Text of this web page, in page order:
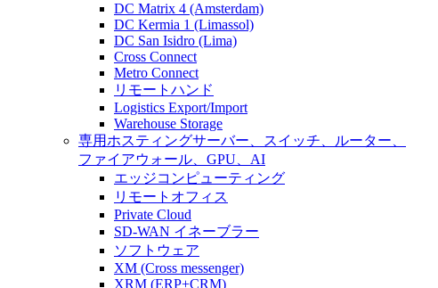
DC Matrix 4 (Amsterdam)
DC Kermia 1 (Limassol)
DC San Isidro (Lima)
Cross Connect
Metro Connect
リモートハンド
Logistics Export/Import
Warehouse Storage
専用ホスティングサーバー、スイッチ、ルーター、
ファイアウォール、GPU、AI
エッジコンピューティング
リモートオフィス
Private Cloud
SD-WAN イネーブラー
ソフトウェア
XM (Cross messenger)
XRM (ERP+CRM)